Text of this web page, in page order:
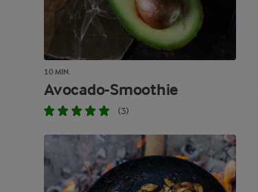
10 MIN.
Avocado-Smoothie
(3)